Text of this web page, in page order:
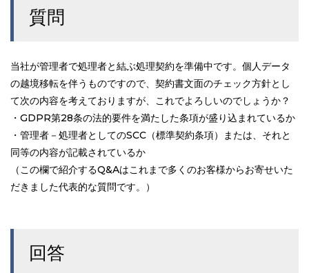
質問
当社が管理者で処理者と結ぶ処理契約を準備中です。個人データ
の越境移転を伴うものですので、契約書文面のチェック方針とし
て次の内容を考えておりますが、これでよろしいのでしょうか？
・GDPR第28条の法的要件を満たした条項が盛り込まれているか
・管理者－処理者としてのSCC（標準契約条項）または、それと
同等の内容が記載されているか
（この欄で紹介するQ&Aはこれまで多くのお客様からお寄せいた
だきました代表的な質問です。）
回答